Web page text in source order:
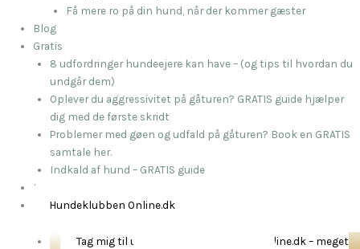
Få mere ro på din hund, når der kommer gæster
Blog
Gratis
8 udfordringer hundeejere kan have – (og tips til hvordan du
undgår dem)
Oplever du aggressivitet på gåturen? GRATIS guide hjælper
dig med de første skridt
Problemer med gøen og udfald på gåturen? Book en GRATIS
samtale her.
Indkald af hund – GRATIS guide
Kontakt
Hundeklubben Online.dk
Tag mig til universet Hundeklubben Online.dk – meget